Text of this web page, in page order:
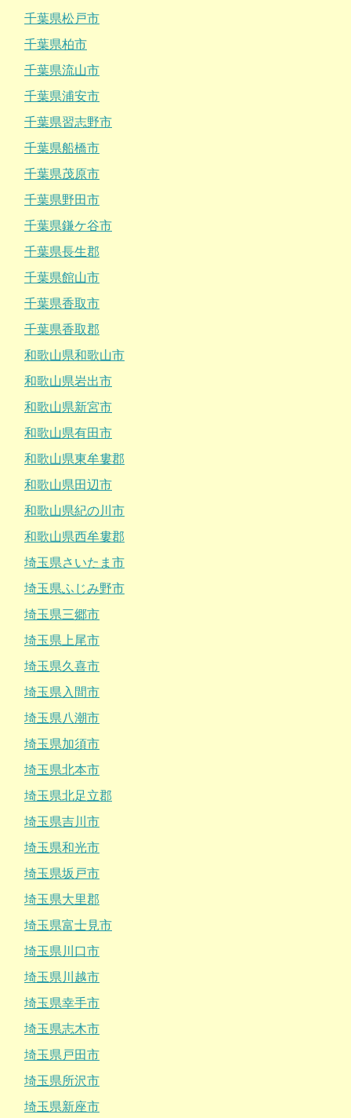
千葉県松戸市
千葉県柏市
千葉県流山市
千葉県浦安市
千葉県習志野市
千葉県船橋市
千葉県茂原市
千葉県野田市
千葉県鎌ケ谷市
千葉県長生郡
千葉県館山市
千葉県香取市
千葉県香取郡
和歌山県和歌山市
和歌山県岩出市
和歌山県新宮市
和歌山県有田市
和歌山県東牟婁郡
和歌山県田辺市
和歌山県紀の川市
和歌山県西牟婁郡
埼玉県さいたま市
埼玉県ふじみ野市
埼玉県三郷市
埼玉県上尾市
埼玉県久喜市
埼玉県入間市
埼玉県八潮市
埼玉県加須市
埼玉県北本市
埼玉県北足立郡
埼玉県吉川市
埼玉県和光市
埼玉県坂戸市
埼玉県大里郡
埼玉県富士見市
埼玉県川口市
埼玉県川越市
埼玉県幸手市
埼玉県志木市
埼玉県戸田市
埼玉県所沢市
埼玉県新座市